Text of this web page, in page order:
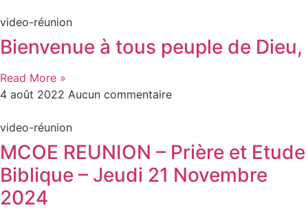
video-réunion
Bienvenue à tous peuple de Dieu,
Read More »
4 août 2022 Aucun commentaire
video-réunion
MCOE REUNION – Prière et Etude
Biblique – Jeudi 21 Novembre
2024